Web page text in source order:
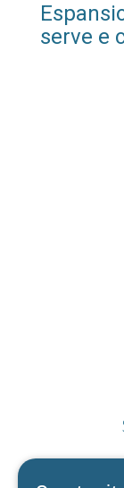
serve e
V.le